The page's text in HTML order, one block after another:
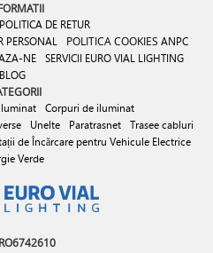
POLITICA DE RETUR
PERSONAL
POLITICA COOKIES ANPC
NE SERVICII EURO VIAL LIGHTING
BLOG
Corpuri de iluminat
Unelte Paratrasnet
Trasee cabluri
de Încărcare pentru Vehicule Electrice
Verde